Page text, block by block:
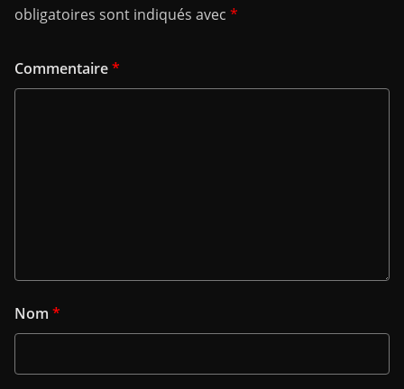
obligatoires sont indiqués avec *
Commentaire*
Nom *